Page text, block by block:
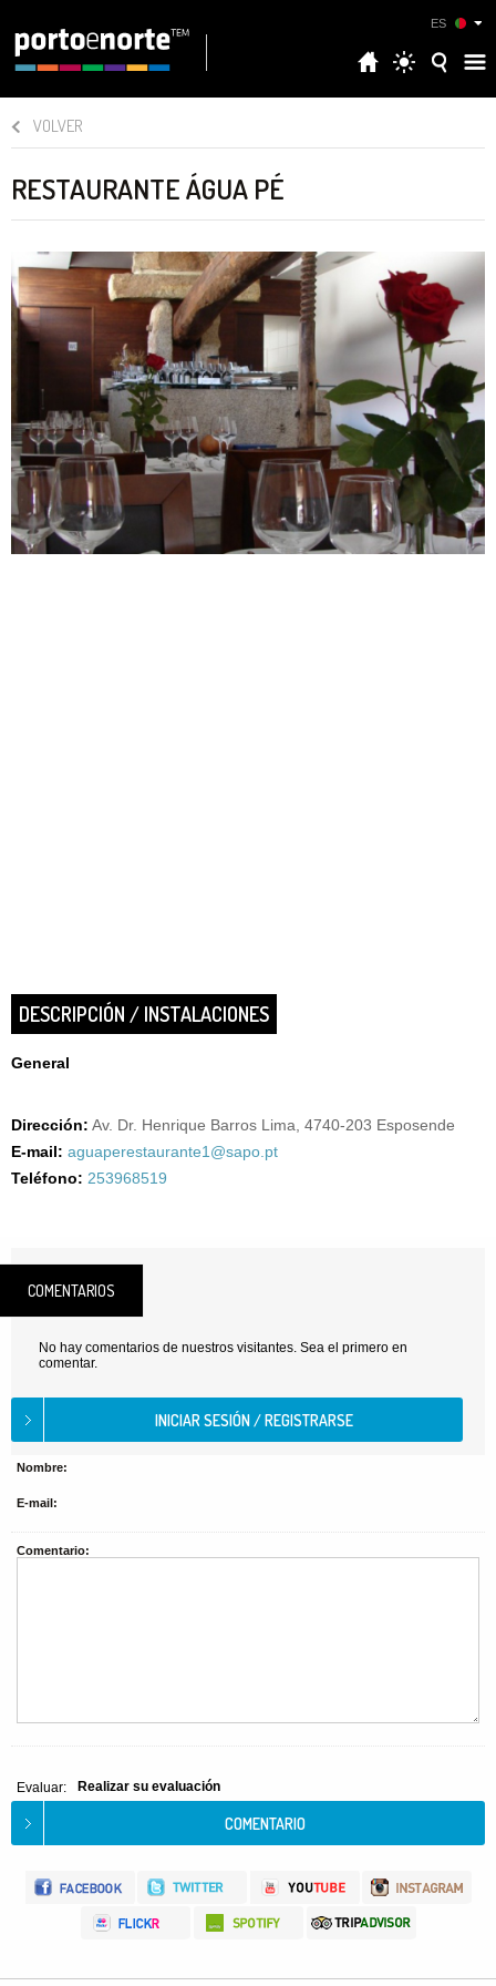
ES
VOLVER
RESTAURANTE ÁGUA PÉ
DESCRIPCIÓN / INSTALACIONES
General
Dirección: Av. Dr. Henrique Barros Lima, 4740-203 Esposende
E-mail: aguaperestaurante1@sapo.pt
Teléfono: 253968519
COMENTARIOS
No hay comentarios de nuestros visitantes. Sea el primero en
comentar.
Nombre:
E-mail:
Comentario:
Evaluar: Realizar su evaluación